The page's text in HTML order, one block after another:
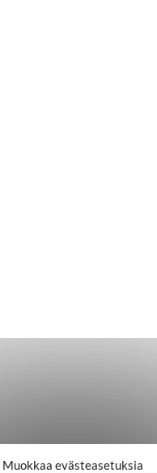
Muokkaa evästeasetuksia